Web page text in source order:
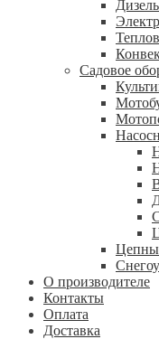
Садовое
О производителе
Контакты
Оплата
Доставка